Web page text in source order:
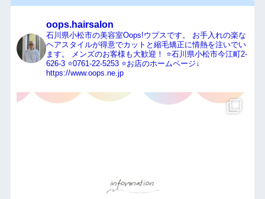
oops.hairsalon
石川県小松市の美容室Oops!ウプスです。
お手入れの楽な
ヘアスタイルが得意でカットと縮毛矯正に情熱を注いでい
ます。
メンズのお客様も大歓迎！
⭐️石川県小松市今江町2-
626-3⭐️0761-22-5253⭐️お店のホームページ↓
https://www.oops.ne.jp